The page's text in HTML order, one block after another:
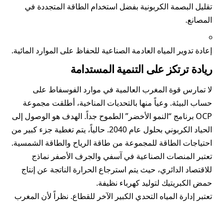
تقليل البصمة الكربونية بفضل استخدام الطاقة المتجددة في
المصانع.
إعادة تدوير المياه العادمة الصناعية للحفاظ على الموارد المائية.
ريادة ترتكز على التنمية المستدامة
لا تمارس قوة المغرب العالمية في موارد الفوسفاط على
حساب البيئة. وعياً منها بالتحديات المناخية، أطلقت مجموعة
OCP برنامج “النمو الأخضر” الطموح جداً. الهدف هو الوصول إلى
الحياد الكربوني بحلول عام 2040. حالياً، يتم تغطية جزء كبير من
احتياجات الطاقة للمجموعة من طاقة الرياح والطاقة الشمسية.
تعتبر المنصات الصناعية في آسفي والجرف الأصفر نماذج
للاقتصاد الدائري، حيث يتم استرجاع الحرارة الناتجة عن إنتاج
حمض الكبريتيك لتوليد كهرباء نظيفة.
تعتبر إدارة المياه التحدي الكبير الآخر للقطاع. نظراً لأن المغرب